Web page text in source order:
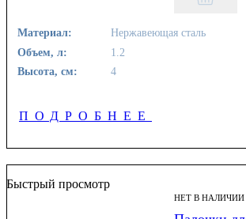
Материал:
Нержавеющая сталь
Объем, л:
1.2
Высота, см:
4
ПОДРОБНЕЕ
Быстрый просмотр
НЕТ В НАЛИЧИИ